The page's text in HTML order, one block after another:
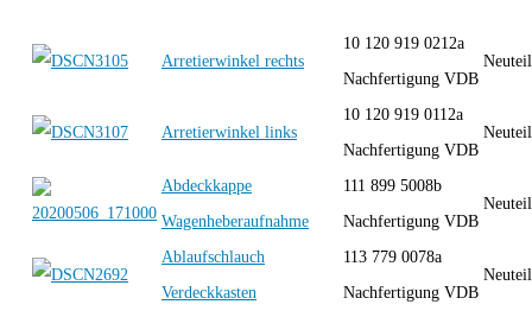
Arretierwinkel rechts
10 120 919 0212a
Nachfertigung VDB
Arretierwinkel links
10 120 919 0112a
Nachfertigung VDB
Abdeckkappe
Wagenheberaufnahme
111 899 5008b
Nachfertigung VDB
Ablaufschlauch
Verdeckkasten
113 779 0078a
Nachfertigung VDB